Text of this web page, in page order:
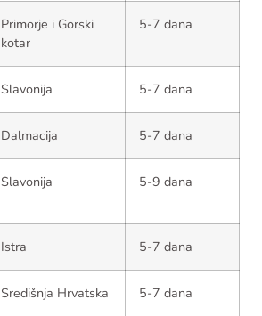
Primorje i Gorski
kotar
5-7 dana
Slavonija 5-7 dana
Dalmacija 5-7 dana
Slavonija 5-9 dana
Istra 5-7 dana
Središnja Hrvatska 5-7 dana